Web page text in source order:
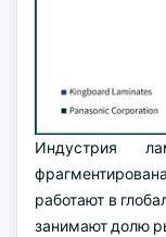
Индустрия
работают в
занимают долю